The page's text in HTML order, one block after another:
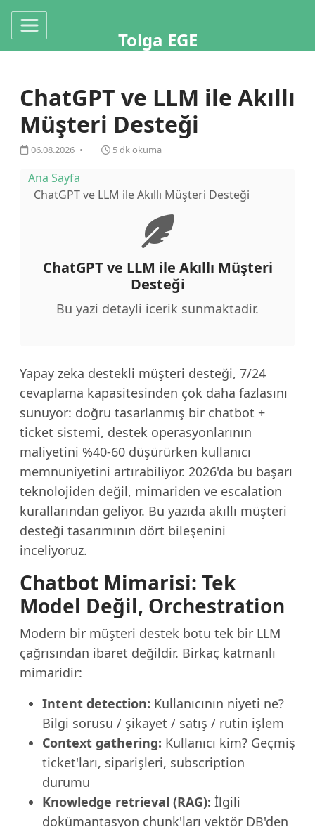
Tolga EGE
ChatGPT ve LLM ile Akıllı
Müşteri Desteği
06.08.2026 5 dk okuma
Ana Sayfa
ChatGPT ve LLM ile Akıllı Müşteri Desteği
ChatGPT ve LLM ile Akıllı Müşteri
Desteği
Bu yazi detayli icerik sunmaktadir.
Yapay zeka destekli müşteri desteği, 7/24
cevaplama kapasitesinden çok daha fazlasını
sunuyor: doğru tasarlanmış bir chatbot +
ticket sistemi, destek operasyonlarının
maliyetini %40-60 düşürürken kullanıcı
memnuniyetini artırabiliyor. 2026'da bu başarı
teknolojiden değil, mimariden ve escalation
kurallarından geliyor. Bu yazıda akıllı müşteri
desteği tasarımının dört bileşenini
inceliyoruz.
Chatbot Mimarisi: Tek
Model Değil, Orchestration
Modern bir müşteri destek botu tek bir LLM
çağrısından ibaret değildir. Birkaç katmanlı
mimaridir:
Intent detection: Kullanıcının niyeti ne?
Bilgi sorusu / şikayet / satış / rutin işlem
Context gathering: Kullanıcı kim? Geçmiş
ticket'ları, siparişleri, subscription
durumu
Knowledge retrieval (RAG): İlgili
dokümantasyon chunk'ları vektör DB'den